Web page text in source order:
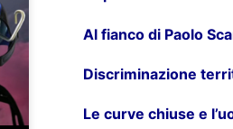
Al fianco di Paolo
Discriminazione
Le curve chiuse e